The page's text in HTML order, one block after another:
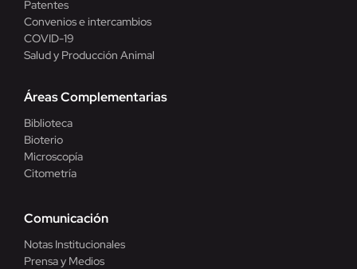
Patentes
Convenios e intercambios
COVID-19
Salud y Producción Animal
Áreas Complementarias
Biblioteca
Bioterio
Microscopía
Citometría
Comunicación
Notas Institucionales
Prensa y Medios